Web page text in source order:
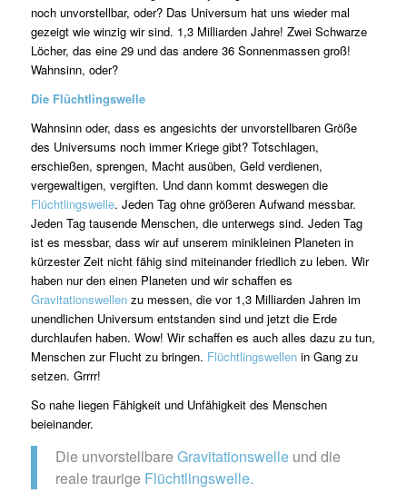
noch unvorstellbar, oder? Das Universum hat uns wieder mal
gezeigt wie winzig wir sind. 1,3 Milliarden Jahre! Zwei Schwarze
Löcher, das eine 29 und das andere 36 Sonnenmassen groß!
Wahnsinn, oder?
Die Flüchtlingswelle
Wahnsinn oder, dass es angesichts der unvorstellbaren Größe
des Universums noch immer Kriege gibt? Totschlagen,
erschießen, sprengen, Macht ausüben, Geld verdienen,
vergewaltigen, vergiften. Und dann kommt deswegen die
Flüchtlingswelle. Jeden Tag ohne größeren Aufwand messbar.
Jeden Tag tausende Menschen, die unterwegs sind. Jeden Tag
ist es messbar, dass wir auf unserem minikleinen Planeten in
kürzester Zeit nicht fähig sind miteinander friedlich zu leben. Wir
haben nur den einen Planeten und wir schaffen es
Gravitationswellenzu messen, die vor 1,3 Milliarden Jahren im
unendlichen Universum entstanden sind und jetzt die Erde
durchlaufen haben. Wow! Wir schaffen es auch alles dazu zu tun,
Menschen zur Flucht zu bringen. Flüchtlingswellenin Gang zu
setzen. Grrrr!
So nahe liegen Fähigkeit und Unfähigkeit des Menschen
beieinander.
Die unvorstellbareGravitationswelleund die
reale traurige Flüchtlingswelle.